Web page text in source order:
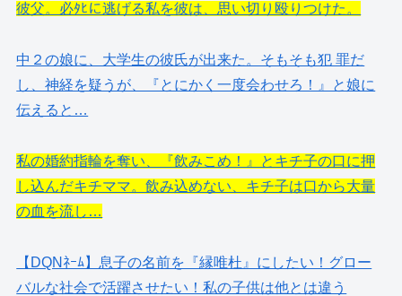
彼父。必ﾀﾋに逃げる私を彼は、思い切り殴りつけた。
中２の娘に、大学生の彼氏が出来た。そもそも犯 罪だ
し、神経を疑うが、『とにかく一度会わせろ！』と娘に
伝えると…
私の婚約指輪を奪い、『飲みこめ！』とキチ子の口に押
し込んだキチママ。飲み込めない、キチ子は口から大量
の血を流し…
【DQNﾈｰﾑ】息子の名前を『縁唯杜』にしたい！グロー
バルな社会で活躍させたい！私の子供は他とは違う